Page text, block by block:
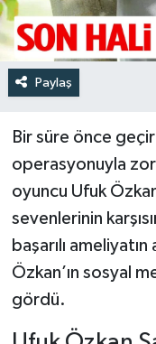
Paylaş
Bir süre önce
operasyonuyla
oyuncu Ufuk
sevenlerinin
başarılı
Özkan’ın sosyal
gördü.